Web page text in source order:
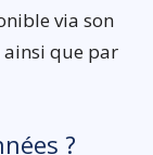
via son
ainsi que par
?